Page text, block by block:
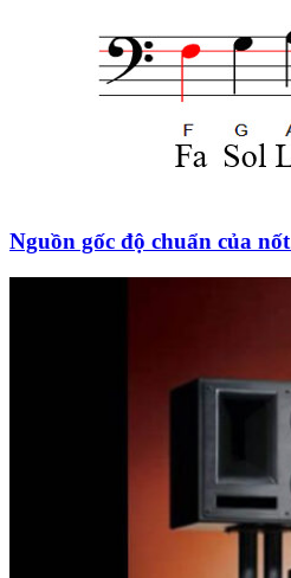
Nguồn gốc độ chuẩn của